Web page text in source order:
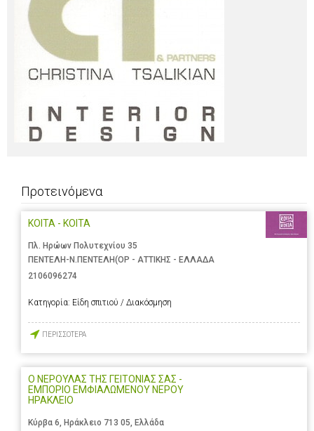
Προτεινόμενα
ΚΟΙΤΑ - ΚΟΙΤΑ
Πλ. Ηρώων Πολυτεχνίου 35
ΠΕΝΤΕΛΗ-Ν.ΠΕΝΤΕΛΗ(ΟΡ - ΑΤΤΙΚΗΣ - ΕΛΛΑΔΑ
2106096274
Κατηγορία: Είδη σπιτιού / Διακόσμηση
ΠΕΡΙΣΣΟΤΕΡΑ
Ο ΝΕΡΟΥΛΑΣ ΤΗΣ ΓΕΙΤΟΝΙΑΣ ΣΑΣ -
ΕΜΠΟΡΙΟ ΕΜΦΙΑΛΩΜΕΝΟΥ ΝΕΡΟΥ
ΗΡΑΚΛΕΙΟ
Κύρβα 6, Ηράκλειο 713 05, Ελλάδα